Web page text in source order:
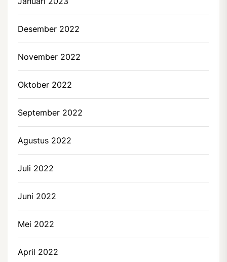
Desember 2022
November 2022
Oktober 2022
September 2022
Agustus 2022
Juli 2022
Juni 2022
Mei 2022
April 2022